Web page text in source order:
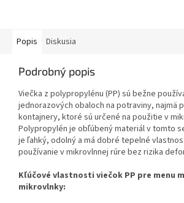
Popis Diskusia
Podrobný popis
Viečka z polypropylénu (PP) sú bežne
jednorazových obaloch na potraviny, najmä
kontajnery, ktoré sú určené na použitie v
Polypropylén je obľúbený materiál v tomto
je ľahký, odolný a má dobré tepelné
používanie v mikrovlnnej rúre bez rizika
Kľúčové vlastnosti viečok PP pre menu
mikrovlnky: